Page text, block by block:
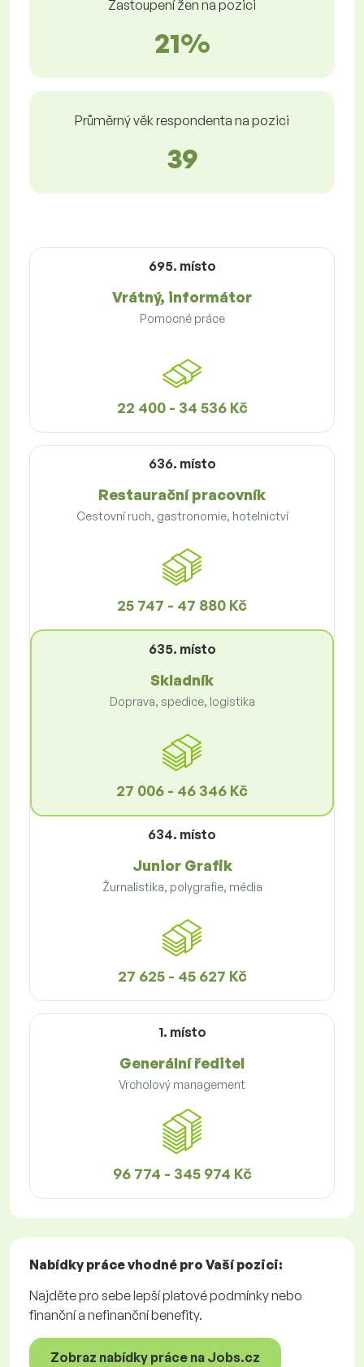
Zastoupení žen na pozici
21%
Průměrný věk respondenta na pozici
39
695. místo
Vrátný, informátor
Pomocné práce
22 400 - 34 536 Kč
636. místo
Restaurační pracovník
Cestovní ruch, gastronomie, hotelnictví
25 747 - 47 880 Kč
635. místo
Skladník
Doprava, spedice, logistika
27 006 - 46 346 Kč
634. místo
Junior Grafik
Žurnalistika, polygrafie, média
27 625 - 45 627 Kč
1. místo
Generální ředitel
Vrcholový management
96 774 - 345 974 Kč
Nabídky prácevhodné pro Vaší pozici:
Najděte pro sebe lepší platové podmínky nebo
finanční a nefinanční benefity.
Zobraz nabídky práce na Jobs.cz